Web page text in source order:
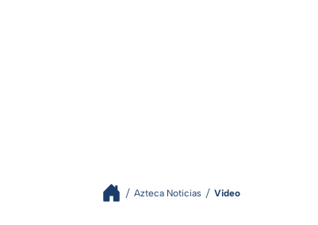
Azteca Noticias Video